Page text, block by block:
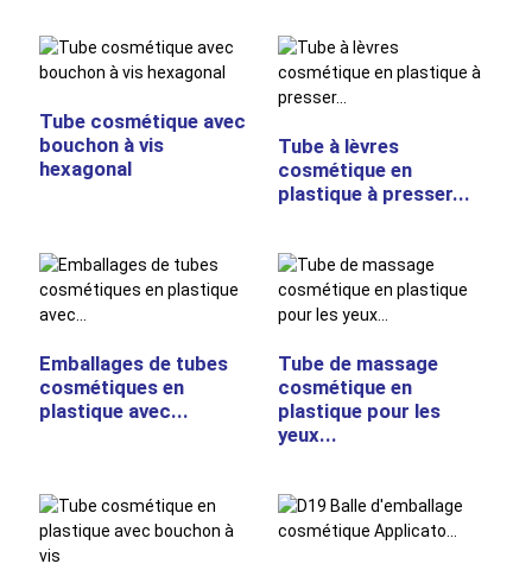
Tube cosmétique avec
bouchon à vis
hexagonal
Tube à lèvres
cosmétique en
plastique à presser...
Emballages de tubes
cosmétiques en
plastique avec...
Tube de massage
cosmétique en
plastique pour les
yeux...